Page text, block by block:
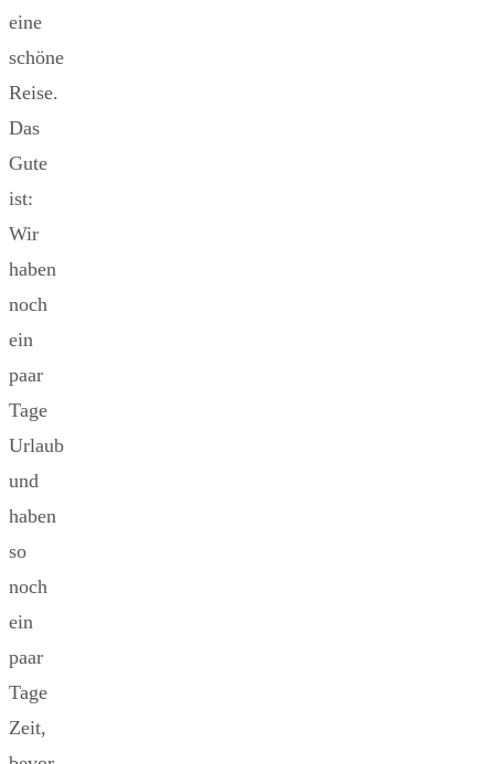
eine
schöne
Reise.
Das
Gute
ist:
Wir
haben
noch
ein
paar
Tage
Urlaub
und
haben
so
noch
ein
paar
Tage
Zeit,